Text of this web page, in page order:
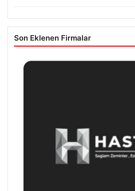
Son Eklenen Firmalar